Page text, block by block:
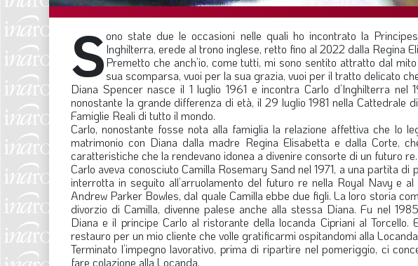
Sono state due le occasioni nelle quali ho incontrato la
Inghilterra, erede al trono inglese, retto fino al 2022 dalla Regina
Premetto che anch’io, come tutti, mi sono sentito attratto dal
sua scomparsa, vuoi per la sua grazia, vuoi per il tratto delicato
Diana Spencer nasce il 1 luglio 1961 e incontra Carlo d’Inghilterra
nonostante la grande differenza di età, il 29 luglio 1981 nella Cattedrale
Famiglie Reali di tutto il mondo.
Carlo, nonostante fosse nota alla famiglia la relazione affettiva che lo
matrimonio con Diana dalla madre Regina Elisabetta e dalla Corte,
caratteristiche che la rendevano idonea a divenire consorte di un futuro re.
Carlo aveva conosciuto Camilla Rosemary Sand nel 1971, a una partita
interrotta in seguito all’arruolamento del futuro re nella Royal Navy e
Andrew Parker Bowles, dal quale Camilla ebbe due figli. La loro storia
divorzio di Camilla, divenne palese anche alla stessa Diana. Fu nel
Diana e il principe Carlo al ristorante della locanda Cipriani al
restauro per un mio cliente che volle gratificarmi ospitandomi alla
Terminato l’impegno lavorativo, prima di ripartire nel pomeriggio, ci
fare colazione alla Locanda.